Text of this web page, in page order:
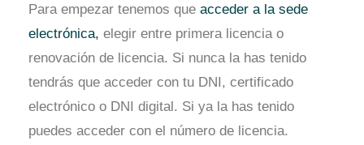
Para empezar tenemos que acceder a la sede
electrónica, elegir entre primera licencia o
renovación de licencia. Si nunca la has tenido
tendrás que acceder con tu DNI, certificado
electrónico o DNI digital. Si ya la has tenido
puedes acceder con el número de licencia.